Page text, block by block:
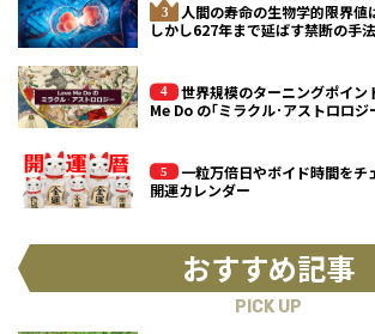
人間の寿命の生物学的限界値
しかし627年まで延ばす禁断の手
世界規模のターニングポイ
Me Do の｢ミラクル･アストロロジ
一粒万倍日やボイド時間を
開運カレンダー
おすすめ記事
PICK UP